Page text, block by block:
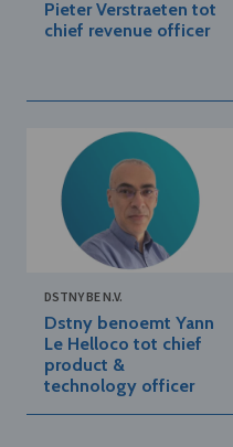
Pieter Verstraeten tot
chief revenue officer
DSTNY BE N.V.
Dstny benoemt Yann
Le Helloco tot chief
product &
technology officer